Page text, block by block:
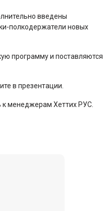
введены
полкодержатели новых
программу и поставляются
в презентации.
менеджерам Хеттих РУС.